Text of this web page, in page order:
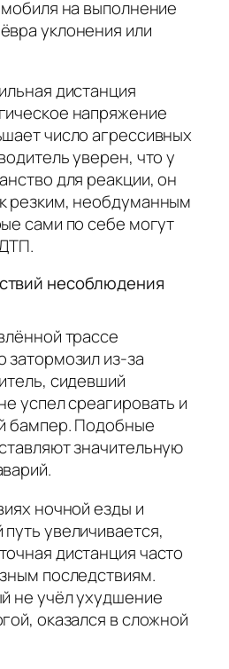
на выполнение
уклонения или
дистанция
напряжение
число агрессивных
уверен, что у
для реакции, он
резким, необдуманным
сами по себе могут
несоблюдения
трассе
из‑за
сидевший
успел среагировать и
бампер. Подобные
значительную
ночной езды и
увеличивается,
дистанция часто
последствиям.
не учёл ухудшение
оказался в сложной